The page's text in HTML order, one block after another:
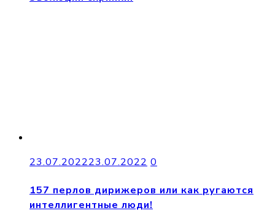
23.07.202223.07.2022 0
157 перлов дирижеров или как ругаются
интеллигентные люди!